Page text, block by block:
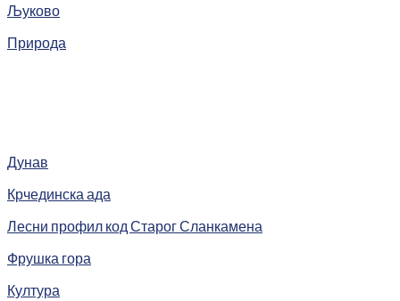
Љуково
Природа
Дунав
Крчединска ада
Лесни профил код Старог Сланкамена
Фрушка гора
Култура